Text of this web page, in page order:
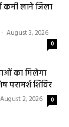
लाने जिला
- August 3, 2026
0
का मिलेगा
शिविर
August 2, 2026 0